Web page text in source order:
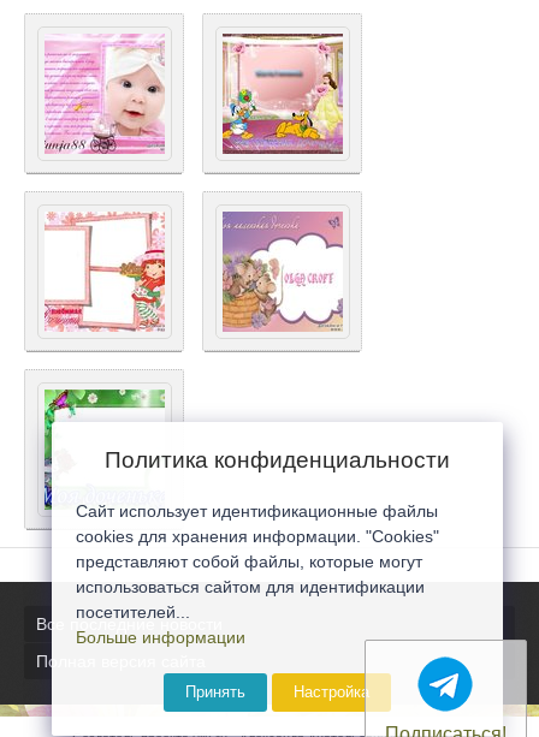
Все последние новости
Полная версия сайта
Политика конфиденциальности
Сайт использует идентификационные файлы
cookies для хранения информации. "Cookies"
представляют собой файлы, которые могут
использоваться сайтом для идентификации
посетителей...
Больше информации
Принять Настройка